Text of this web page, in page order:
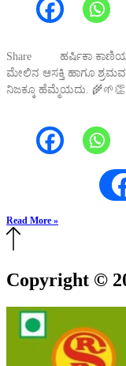
Share ಹರ್ಷಿಕಾ
ಮೇಲಿನ ಆಸಕ್ತಿ ಹಾಗೂ
ನಿಜಕ್ಕೂ ಹೆಮ್ಮೆಯದು.
Read More »
Copyright ©